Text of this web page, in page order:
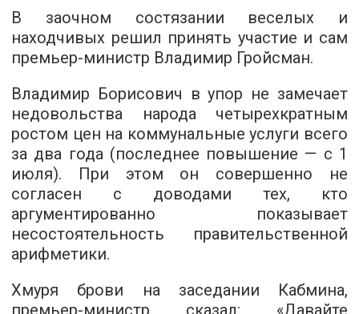
В заочном состязании веселых и
находчивых решил принять участие и сам
премьер-министр Владимир Гройсман.
Владимир Борисович в упор не замечает
недовольства народа четырехкратным
ростом цен на коммунальные услуги всего
за два года (последнее повышение — с 1
июля). При этом он совершенно не
согласен с доводами тех, кто
аргументированно показывает
несостоятельность правительственной
арифметики.
Хмуря брови на заседании Кабмина,
премьер-министр сказал: «Давайте